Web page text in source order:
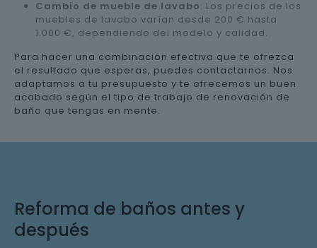
Cambio de mueble de lavabo: Los precios de los
muebles de lavabo varían desde 200 € hasta
1.000 €, dependiendo del modelo y calidad.
Para hacer una combinación efectiva que te ofrezca
el resultado que esperas, puedes contactarnos. Nos
adaptamos a tu presupuesto y te ofrecemos un buen
acabado según el tipo de trabajo de renovación de
baño que tengas en mente.
Reforma de baños antes y
después